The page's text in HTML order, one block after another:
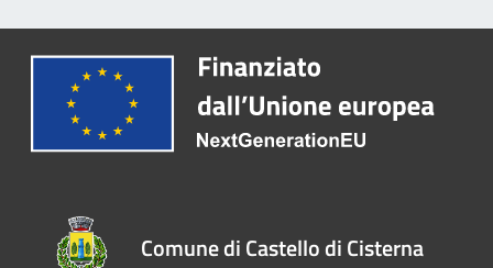
Comune di Castello di Cisterna